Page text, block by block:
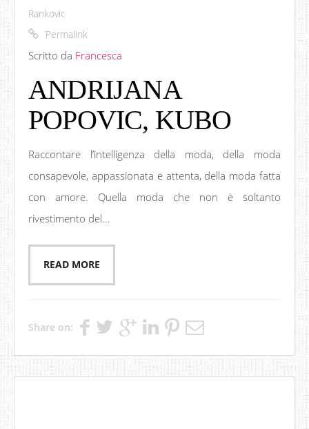
Rankovic
Permalink
Scritto da Francesca
ANDRIJANA
POPOVIC, KUBO
Raccontare l’intelligenza della moda, della moda
consapevole, appassionata e attenta, della moda fatta
con amore. Quella moda che non è soltanto
rivestimento del...
READ MORE
Share on: